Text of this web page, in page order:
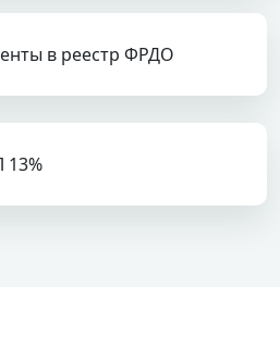
в реестр ФРДО
13%